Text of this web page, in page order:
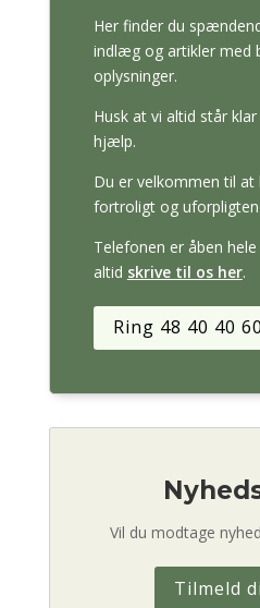
Her finder du
indlæg og artikler med
oplysninger.
Husk at vi altid står
hjælp.
Du er velkommen til
fortroligt og
Telefonen er åben
altid skrive til os her.
Ring 48 40 40 60
Vil du modtage
Tilmeld